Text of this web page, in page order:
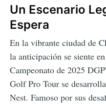
Un Escenario
Espera
En la vibrante ciudad de
la anticipación se siente
Campeonato de 2025
Golf Pro Tour se
Nest. Famoso por sus